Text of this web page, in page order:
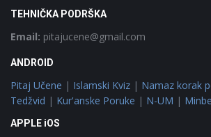
TEHNIČKA PODRŠKA
Email: pitajucene@gmail.com
ANDROID
Pitaj Učene | Islamski Kviz | Namaz korak
Tedžvid | Kur'anske Poruke | N-UM |
APPLE iOS